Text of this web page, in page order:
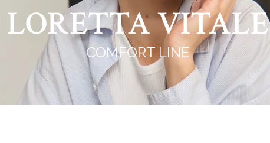
LORETTA VITALE
COMFORT LINE